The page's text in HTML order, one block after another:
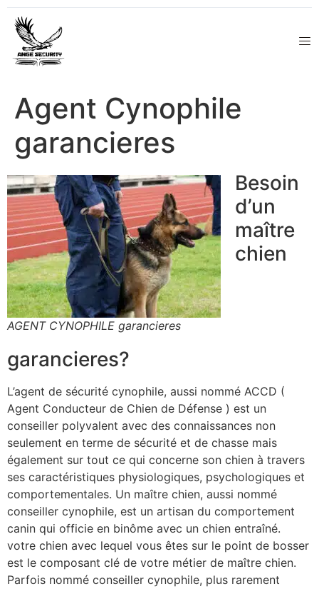
Agent Cynophile
garancieres
AGENT CYNOPHILE garancieres
Besoin
d’un
maître
chien
garancieres?
L’agent de sécurité cynophile, aussi nommé ACCD (
Agent Conducteur de Chien de Défense ) est un
conseiller polyvalent avec des connaissances non
seulement en terme de sécurité et de chasse mais
également sur tout ce qui concerne son chien à travers
ses caractéristiques physiologiques, psychologiques et
comportementales. Un maître chien, aussi nommé
conseiller cynophile, est un artisan du comportement
canin qui officie en binôme avec un chien entraîné.
votre chien avec lequel vous êtes sur le point de bosser
est le composant clé de votre métier de maître chien.
Parfois nommé conseiller cynophile, plus rarement